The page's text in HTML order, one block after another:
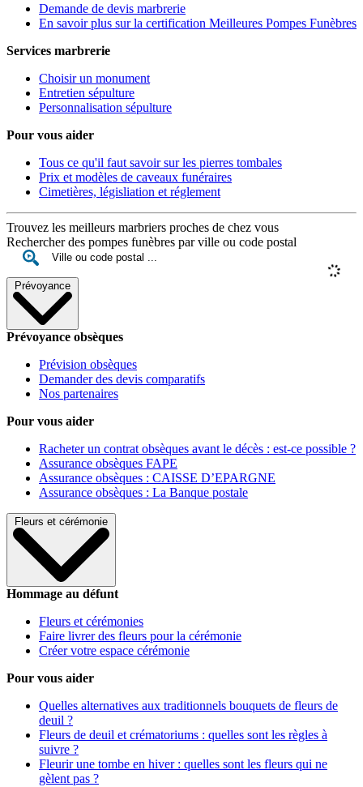
Demande de devis marbrerie
En savoir plus sur la certification Meilleures Pompes Funèbres
Services marbrerie
Choisir un monument
Entretien sépulture
Personnalisation sépulture
Pour vous aider
Tous ce qu'il faut savoir sur les pierres tombales
Prix et modèles de caveaux funéraires
Cimetières, législiation et réglement
Trouvez les meilleurs marbriers proches de chez vous
Rechercher des pompes funèbres par ville ou code postal
Prévoyance
Prévoyance obsèques
Prévision obsèques
Demander des devis comparatifs
Nos partenaires
Pour vous aider
Racheter un contrat obsèques avant le décès : est-ce possible ?
Assurance obsèques FAPE
Assurance obsèques : CAISSE D’EPARGNE
Assurance obsèques : La Banque postale
Fleurs et cérémonie
Hommage au défunt
Fleurs et cérémonies
Faire livrer des fleurs pour la cérémonie
Créer votre espace cérémonie
Pour vous aider
Quelles alternatives aux traditionnels bouquets de fleurs de
deuil ?
Fleurs de deuil et crématoriums : quelles sont les règles à
suivre ?
Fleurir une tombe en hiver : quelles sont les fleurs qui ne
gèlent pas ?